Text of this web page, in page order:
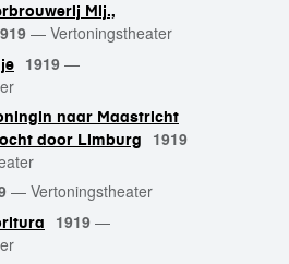
Mij.,
— Vertoningstheater
1919 —
naar Maastricht
door Limburg
1919
— Vertoningstheater
1919 —